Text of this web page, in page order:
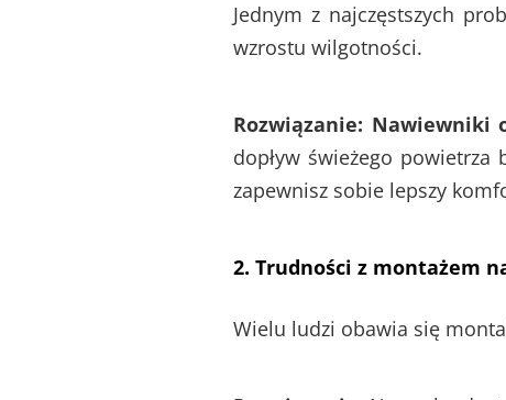
Jednym z najczęstszych
wzrostu wilgotności.
Rozwiązanie: Nawiewniki
dopływ świeżego
zapewnisz sobie lepszy
2. Trudności z montażem
Wielu ludzi obawia się